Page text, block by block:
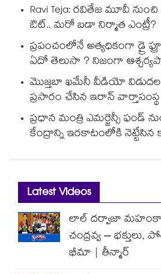
Ravi Teja: రవితేజ మూవీ
ఔట్.. మరో బడా నిర్మాత ఎంట్రీ?
ప్రపంచంలోనే అత్యధికంగా డ్రై
ఏదో తెలుసా ? నిజంగా
మొజ్తబా ఖమేనీ వీడియో విడుదల..
ప్రసారం చేసిన ఇరాన్ వార్తాసంస్థ
ప్రధాన మంత్రి ఎమర్జెన్సీ ఫండ్
కేంద్రాన్ని ఇరకాటంలోకి నెట్టేసిన
Latest Videos
లాల్ దర్వాజా
చంద్రవ్వ – భక్తులు,
భీమా | తీన్మార్